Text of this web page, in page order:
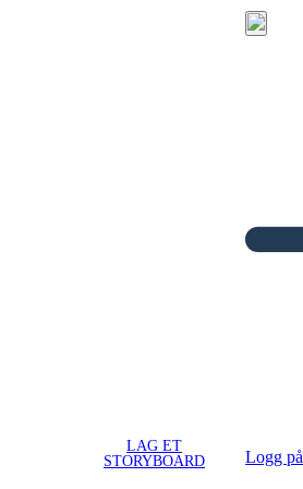
LAG ET
STORYBOARD
Logg på